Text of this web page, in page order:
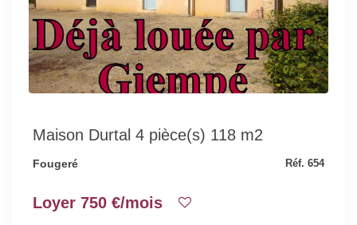
Maison Durtal 4 pièce(s) 118 m2
Fougeré Réf. 654
Loyer 750 €/mois